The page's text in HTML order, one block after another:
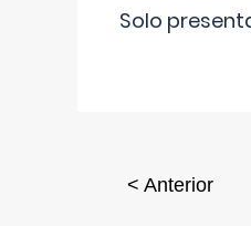
Solo
< Anterior